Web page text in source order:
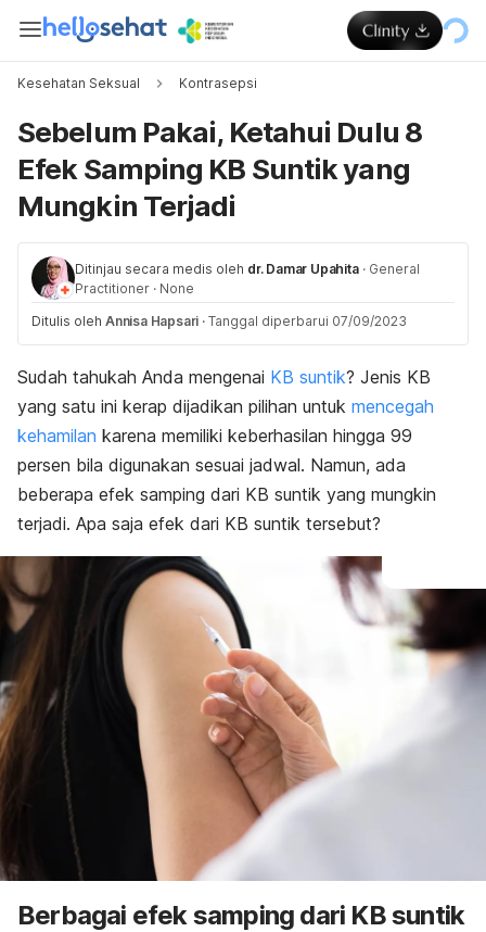
Kesehatan Seksual Kontrasepsi
Sebelum Pakai, Ketahui Dulu 8
Efek Samping KB Suntik yang
Mungkin Terjadi
Ditinjau secara medis oleh dr. Damar Upahita · General
Practitioner · None
Ditulis oleh Annisa Hapsari · Tanggal diperbarui 07/09/2023
Sudah tahukah Anda mengenai KB suntik? Jenis KB
yang satu ini kerap dijadikan pilihan untuk mencegah
kehamilan karena memiliki keberhasilan hingga 99
persen bila digunakan sesuai jadwal. Namun, ada
beberapa efek samping dari KB suntik yang mungkin
terjadi. Apa saja efek dari KB suntik tersebut?
Berbagai efek samping dari KB suntik